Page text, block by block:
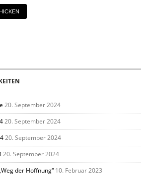
20. September 2024
20. September 2024
20. September 2024
20. September 2024
der Hoffnung“ 10. Februar 2023